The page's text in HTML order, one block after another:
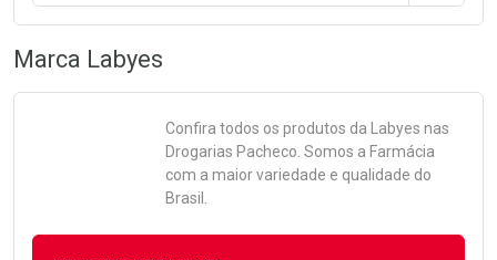
Marca Labyes
Confira todos os produtos da Labyes nas
Drogarias Pacheco. Somos a Farmácia
com a maior variedade e qualidade do
Brasil.